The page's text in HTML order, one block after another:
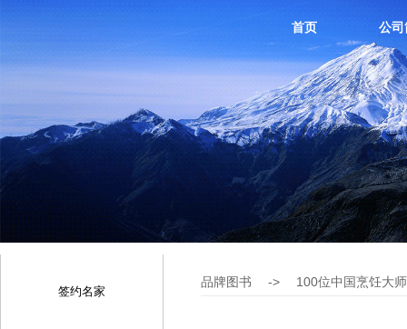
首页 公司
签约名家
品牌图书 -> 100位中国烹饪大